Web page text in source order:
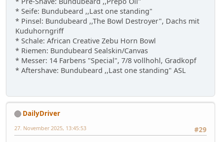
* Seife: Bundubeard ,,Last one standing"
* Pinsel: Bundubeard ,,The Bowl Destroyer", Dachs mit
Kuduhorngriff
* Schale: African Creative Zebu Horn Bowl
* Riemen: Bundubeard Sealskin/Canvas
* Messer: 14 Farbens "Special", 7/8 vollhohl, Gradkopf
* Aftershave: Bundubeard ,,Last one standing" ASL
DailyDriver
#29
27. November 2025, 13:45:53